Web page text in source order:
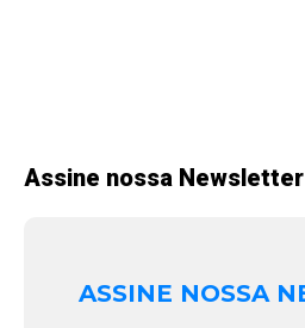
Assine nossa Newsletter
ASSINE NOSSA